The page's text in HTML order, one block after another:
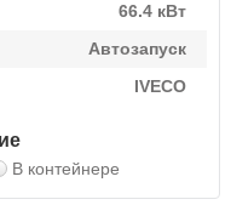
66.4 кВт
Автозапуск
IVECO
В контейнере